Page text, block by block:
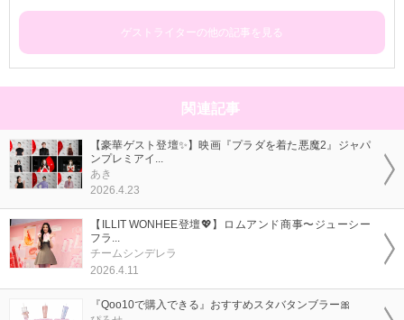
ゲストライターの他の記事を見る
関連記事
【豪華ゲスト登壇✨】映画『プラダを着た悪魔2』ジャパ
ンプレミアイ...
あき
2026.4.23
【ILLIT WONHEE登壇💖】ロムアンド商事〜ジューシー
フラ...
チームシンデレラ
2026.4.11
『Qoo10で購入できる』おすすめスタバタンブラー🎀